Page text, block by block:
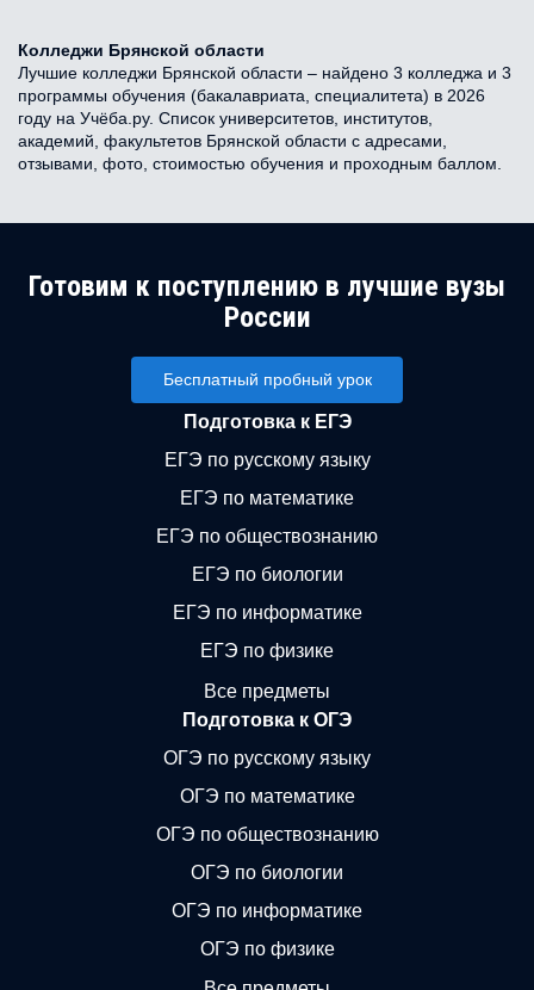
Колледжи Брянской области
Лучшие колледжи Брянской области – найдено 3 колледжа и 3
программы обучения (бакалавриата, специалитета) в 2026
году на Учёба.ру. Список университетов, институтов,
академий, факультетов Брянской области с адресами,
отзывами, фото, стоимостью обучения и проходным баллом.
Готовим к поступлению в лучшие вузы
России
Бесплатный пробный урок
Подготовка к ЕГЭ
ЕГЭ по русскому языку
ЕГЭ по математике
ЕГЭ по обществознанию
ЕГЭ по биологии
ЕГЭ по информатике
ЕГЭ по физике
Все предметы
Подготовка к ОГЭ
ОГЭ по русскому языку
ОГЭ по математике
ОГЭ по обществознанию
ОГЭ по биологии
ОГЭ по информатике
ОГЭ по физике